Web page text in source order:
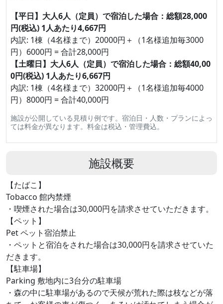
【平日】大人6人（定員）で宿泊した場合：総額28,000
円(税込) 1人あたり4,667円
内訳: 1棟（4名様まで）20000円＋（1名様追加毎3000
円）6000円 = 合計28,000円
【土曜日】大人6人（定員）で宿泊した場合：総額40,00
0円(税込) 1人あたり6,667円
内訳: 1棟（4名様まで）32000円＋（1名様追加毎4000
円）8000円 = 合計40,000円
施設が公開している見積り例です。宿泊日・人数・プランによっ
ては料金が異なります。料金は税込・管理費込。
施設概要
【たばこ】
Tobacco 館内禁煙
・喫煙された場合は30,000円を請求させていただきます。
【ペット】
Pet ペット宿泊禁止
・ペットと宿泊をされた場合は30,000円を請求させていた
だきます。
【駐車場】
Parking 敷地内に3台分の駐車場
・森の中に駐車場があるので天候が荒れた際は枝などが落